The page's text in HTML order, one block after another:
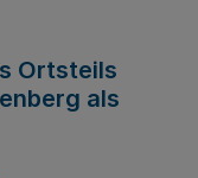
Ortsteils
als